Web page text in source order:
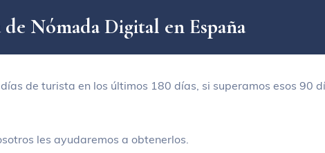
de Nómada Digital en España
de turista en los últimos 180 días, si superamos esos 90
les ayudaremos a obtenerlos.